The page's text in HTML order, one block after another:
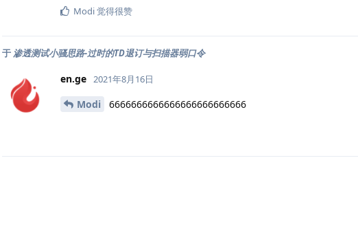
Modi觉得很赞
于 渗透测试小骚思路-过时的TD退订与扫描器弱口令
en.ge 2021年8月16日
Modi 6666666666666666666666666